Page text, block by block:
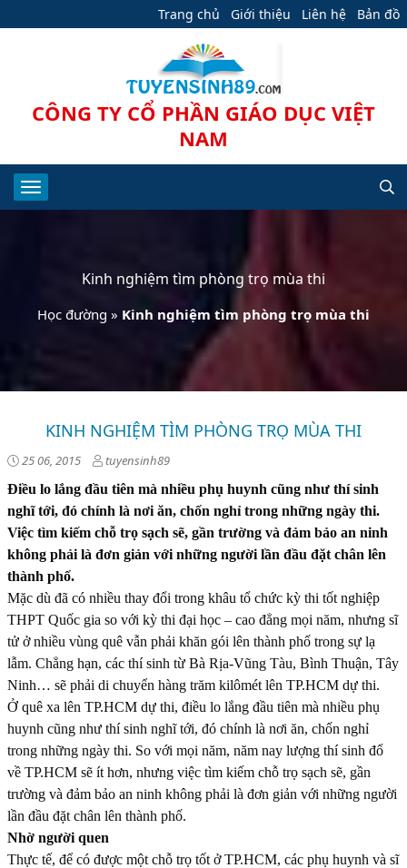
Trang chủ Giới thiệu Liên hệ Bản đồ
CÔNG TY CỔ PHẦN GIÁO DỤC VIỆT
NAM
Kinh nghiệm tìm phòng trọ mùa thi
Học đường » Kinh nghiệm tìm phòng trọ mùa thi
KINH NGHIỆM TÌM PHÒNG TRỌ MÙA THI
25 06, 2015 tuyensinh89
Điều lo lắng đầu tiên mà nhiều phụ huynh cũng như thí sinh
nghĩ tới, đó chính là nơi ăn, chốn nghỉ trong những ngày thi.
Việc tìm kiếm chỗ trọ sạch sẽ, gần trường và đảm bảo an ninh
không phải là đơn giản với những người lần đầu đặt chân lên
thành phố.
Mặc dù đã có nhiều thay đổi trong khâu tổ chức kỳ thi tốt nghiệp
THPT Quốc gia so với kỳ thi đại học – cao đẳng mọi năm, nhưng sĩ
tử ở nhiều vùng quê vẫn phải khăn gói lên thành phố trong sự lạ
lẫm. Chẳng hạn, các thí sinh từ Bà Rịa-Vũng Tàu, Bình Thuận, Tây
Ninh… sẽ phải di chuyển hàng trăm kilômét lên TP.HCM dự thi.
Ở quê xa lên TP.HCM dự thi, điều lo lắng đầu tiên mà nhiều phụ
huynh cũng như thí sinh nghĩ tới, đó chính là nơi ăn, chốn nghỉ
trong những ngày thi. So với mọi năm, năm nay lượng thí sinh đổ
về TP.HCM sẽ ít hơn, nhưng việc tìm kiếm chỗ trọ sạch sẽ, gần
trường và đảm bảo an ninh không phải là đơn giản với những người
lần đầu đặt chân lên thành phố.
Nhờ người quen
Thực tế, để có được một chỗ trọ tốt ở TP.HCM, các phụ huynh và sĩ